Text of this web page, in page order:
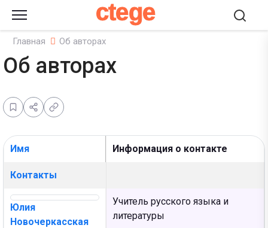
ctege
Главная Об авторах
Об авторах
Контакты,
Имя Информация о контакте
Контакты
Юлия
Новочеркасская
Учитель русского языка и
литературы